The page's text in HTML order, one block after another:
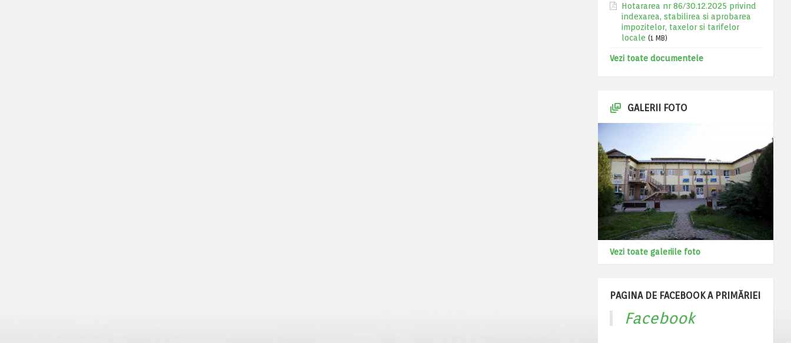
Hotararea nr 86/30.12.2025 privind
indexarea, stabilirea si aprobarea
impozitelor, taxelor si tarifelor
locale (1 MB)
Vezi toate documentele
GALERII FOTO
Vezi toate galeriile foto
PAGINA DE FACEBOOK A PRIMĂRIEI
Facebook